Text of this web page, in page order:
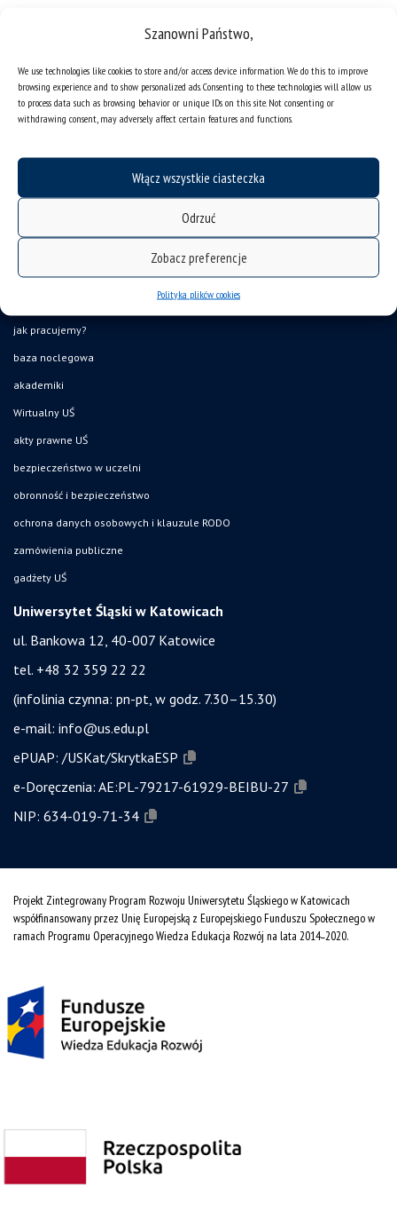
Szanowni Państwo,
We use technologies like cookies to store and/or access device information. We do this to improve
browsing experience and to show personalized ads. Consenting to these technologies will allow us
to process data such as browsing behavior or unique IDs on this site. Not consenting or
withdrawing consent, may adversely affect certain features and functions.
Włącz wszystkie ciasteczka
Odrzuć
Zobacz preferencje
Polityka plików cookies
mapa strony
organizacja roku akademickiego
UŚ od A do Z
ogłoszenia
jak pracujemy?
baza noclegowa
akademiki
Wirtualny UŚ
akty prawne UŚ
bezpieczeństwo w uczelni
obronność i bezpieczeństwo
ochrona danych osobowych i klauzule RODO
zamówienia publiczne
gadżety UŚ
Uniwersytet Śląski w Katowicach
ul. Bankowa 12, 40-007 Katowice
tel. +48 32 359 22 22
(infolinia czynna: pn-pt, w godz. 7.30–15.30)
e-mail: info@us.edu.pl
ePUAP: /USKat/SkrytkaESP
e-Doręczenia: AE:PL-79217-61929-BEIBU-27
NIP: 634-019-71-34
Projekt Zintegrowany Program Rozwoju Uniwersytetu Śląskiego w Katowicach
współfinansowany przez Unię Europejską z Europejskiego Funduszu Społecznego w
ramach Programu Operacyjnego Wiedza Edukacja Rozwój na lata 2014˗2020.